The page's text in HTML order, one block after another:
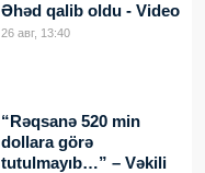
Əhəd qalib oldu - Video
26 авг, 13:40
“Rəqsanə 520 min
dollara görə
tutulmayıb…” – Vəkili